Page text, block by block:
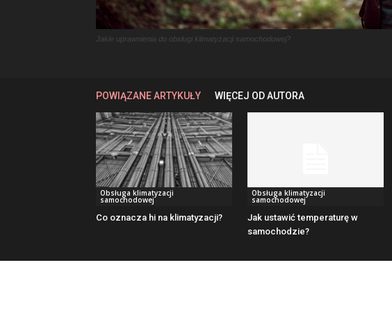
Jakie uprawnienia do obsługi klimatyzacji samochodowej?
POWIĄZANE ARTYKUŁY WIĘCEJ OD AUTORA
Obsługa klimatyzacji
samochodowej
Co oznacza hi na klimatyzacji?
Obsługa klimatyzacji
samochodowej
Jak ustawić temperaturę w
samochodzie?